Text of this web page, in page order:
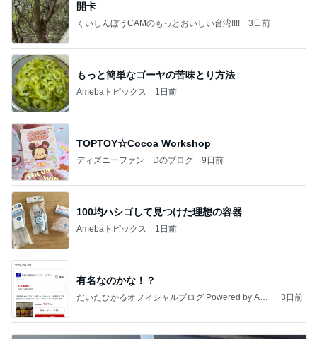
開卡
くいしんぼうCAMのもっとおいしい台湾!!!! 3日前
もっと簡単なゴーヤの苦味とり方法
Amebaトピックス 1日前
TOPTOY☆Cocoa Workshop
ディズニーファン Dのブログ 9日前
100均ハシゴして見つけた理想の容器
Amebaトピックス 1日前
有名なのかな！？
だいたひかるオフィシャルブログ Powered by Ame
3日前